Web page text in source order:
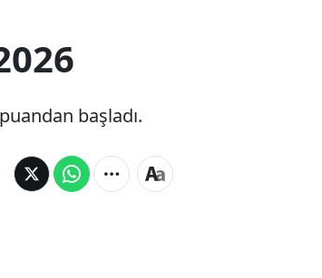
başladı.